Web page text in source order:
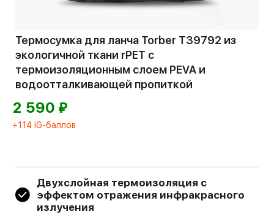
Термосумка для ланча Torber T39792 из
экологичной ткани rPET с
термоизоляционным слоем PEVA и
водоотталкивающей пропиткой
2 590 ⃏
+114 iG-баллов
Двухслойная термоизоляция с
эффектом отражения инфракрасного
излучения